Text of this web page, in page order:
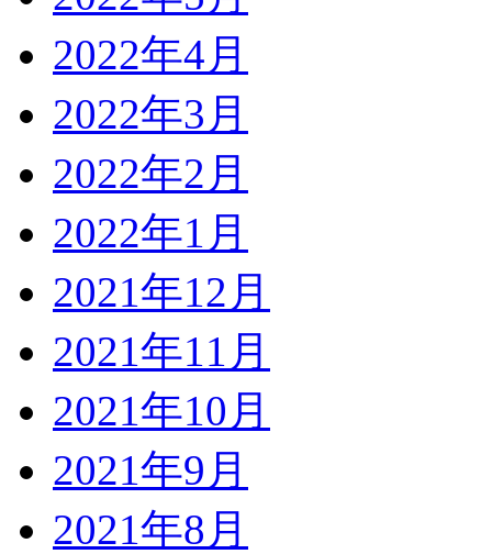
2022年4月
2022年3月
2022年2月
2022年1月
2021年12月
2021年11月
2021年10月
2021年9月
2021年8月